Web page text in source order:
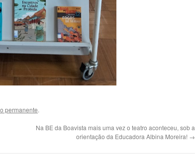
permanente.
Na BE da Boavista mais uma vez o teatro aconteceu, sob a
orientação da Educadora Albina Moreira! →